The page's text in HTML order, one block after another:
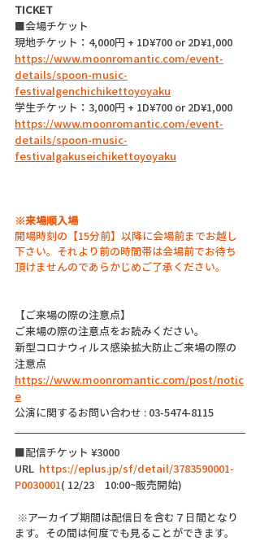
TICKET
■会場チケット
現地チケット：4,000円 + 1D¥700 or 2D¥1,000
https://www.moonromantic.com/event-
details/spoon-music-
festivalgenchichikettoyoyaku
学生チケット：3,000円 + 1D¥700 or 2D¥1,000
https://www.moonromantic.com/event-
details/spoon-music-
festivalgakuseichikettoyoyaku
※来場順入場
開場時刻の【15分前】以降に会場前までお越し
下さい。それより前の時間帯は会場前でお待ち
頂けませんのであらかじめご了承ください。
【ご来場の際の注意点】
ご来場の際の注意点をお読みください。
新型コロナウィルス感染拡大防止ご来場の際の
注意点
https://www.moonromantic.com/post/notic
e
公演に関するお問い合わせ : 03-5474-8115
■配信チケット ¥3000
URL https://eplus.jp/sf/detail/3783590001-
P0030001( 12/23　10:00~販売開始)
ます。その間は何度でも見ることができます。